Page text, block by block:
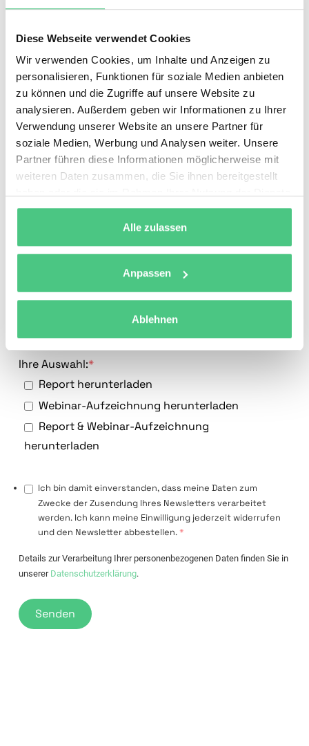
Diese Webseite verwendet Cookies
Wir verwenden Cookies, um Inhalte und Anzeigen zu
personalisieren, Funktionen für soziale Medien anbieten
zu können und die Zugriffe auf unsere Website zu
analysieren. Außerdem geben wir Informationen zu Ihrer
Verwendung unserer Website an unsere Partner für
soziale Medien, Werbung und Analysen weiter. Unsere
Partner führen diese Informationen möglicherweise mit
weiteren Daten zusammen, die Sie ihnen bereitgestellt
gesammelt haben.
Alle zulassen
Anpassen
Ablehnen
Plattformen.
Vorname*
Nachname*
Geschäftliche E-Mail-Adresse*
Titel/Position*
Telefonnummer
Ihre Auswahl:*
Report herunterladen
Webinar-Aufzeichnung herunterladen
Report & Webinar-Aufzeichnung
herunterladen
Ich bin damit einverstanden, dass meine Daten zum
Zwecke der Zusendung Ihres Newsletters verarbeitet
werden. Ich kann meine Einwilligung jederzeit widerrufen
und den Newsletter abbestellen.*
Details zur Verarbeitung Ihrer personenbezogenen Daten finden Sie in
unserer Datenschutzerklärung.